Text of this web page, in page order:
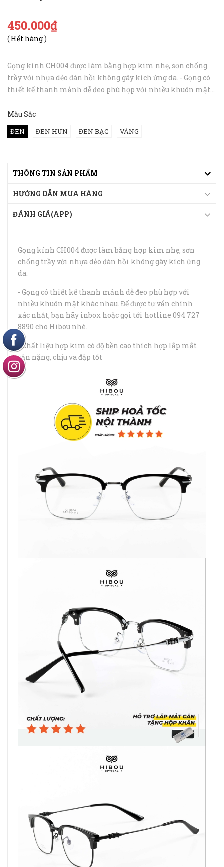
450.000₫
( Hết hàng)
Gọng kính CH004 được làm bằng hợp kim nhẹ, sơn chống
trầy với nhựa dẻo đàn hồi không gây kích ứng da. - Gọng có
thiết kế thanh mảnh dễ đeo phù hợp với nhiều khuôn mặt
hoặc gọi tới hotlin...
Mầu Sắc
ĐEN ĐEN HUN ĐEN BẠC VÀNG
THÔNG TIN SẢN PHẨM
HƯỚNG DẪN MUA HÀNG
ĐÁNH GIÁ(APP)
Gọng kính CH004 được làm bằng hợp kim nhẹ, sơn
chống trầy với nhựa dẻo đàn hồi không gây kích ứng
da.
- Gọng có thiết kế thanh mảnh dễ đeo phù hợp với
nhiều khuôn mặt khác nhau. Để được tư vấn chính
xác nhất, bạn hãy inbox hoặc gọi tới hotline 094 727
8890 cho Hibou nhé.
- Chất liệu hợp kim có độ bền cao thích hợp lắp mắt
cận nặng, chịu va đập tốt